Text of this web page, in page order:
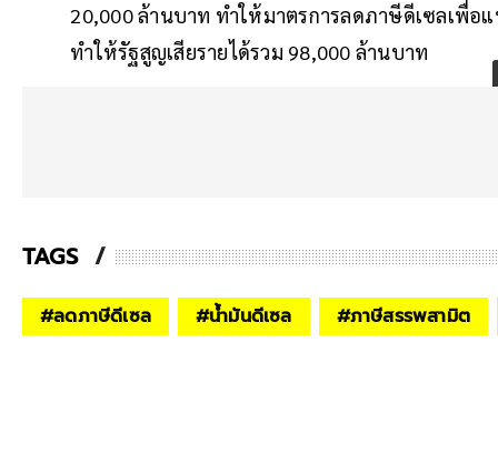
20,000 ล้านบาท ทำให้มาตรการลดภาษีดีเซลเพื่
ทำให้รัฐสูญเสียรายได้รวม 98,000 ล้านบาท
TAGS
#ลดภาษีดีเซล #น้ำมันดีเซล #ภาษีสรรพสามิต